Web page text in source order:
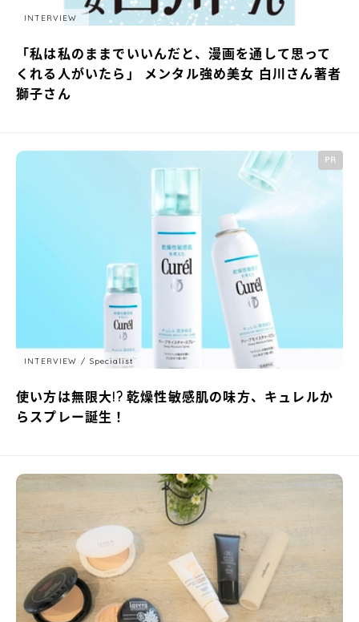
INTERVIEW
「私は私のままでいいんだと、漫画を通して思って
くれる人がいたら」 メンタル強め美女 白川さん著者
獅子さん
PR
INTERVIEW Specialist
使い方は無限大!? 乾燥性敏感肌の味方、キュレルか
らスプレー誕生！